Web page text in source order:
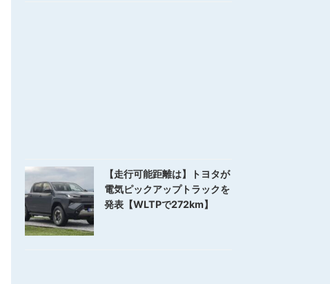
【走行可能距離は】トヨタが
電気ピックアップトラックを
発表【WLTPで272km】